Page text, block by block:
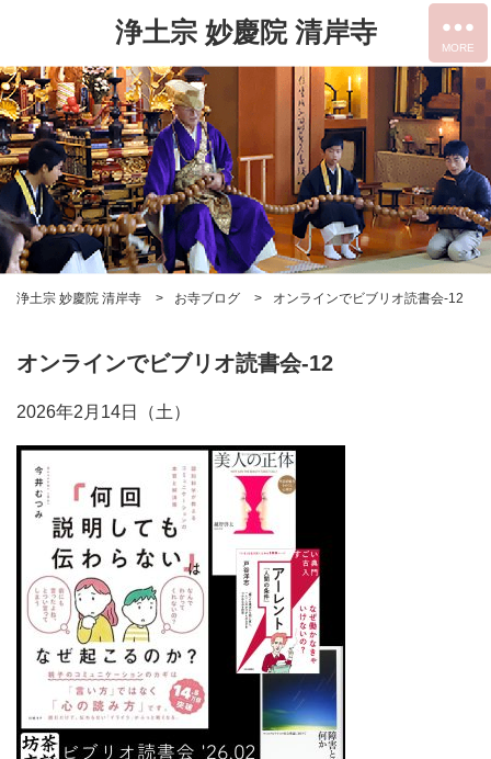
浄土宗 妙慶院 清岸寺
浄土宗 妙慶院 清岸寺 お寺ブログ オンラインでビブリオ読書会-12
オンラインでビブリオ読書会-12
2026年2月14日（土）